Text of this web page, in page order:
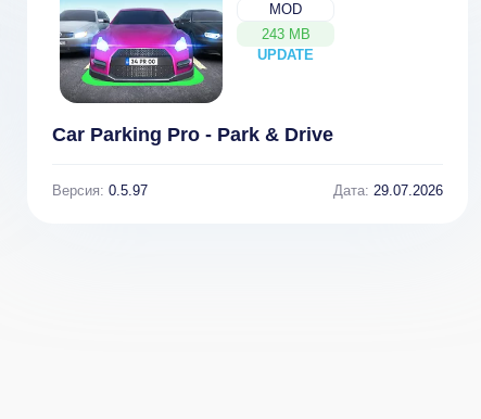
MOD
243 MB
UPDATE
NEW
Car Parking Pro - Park & Drive
Версия: 0.5.97 Дата: 29.07.2026